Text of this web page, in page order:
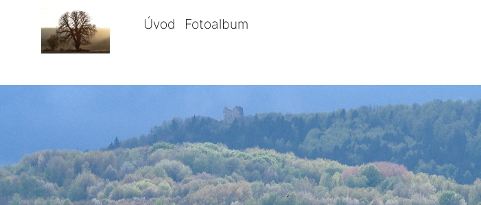
Úvod Fotoalbum